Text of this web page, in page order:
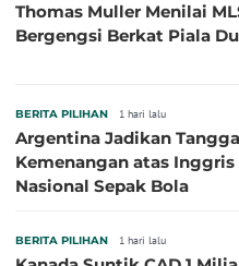
Thomas Muller Menilai
Bergengsi Berkat Piala
BERITA PILIHAN 1 hari lalu
Argentina Jadikan
Kemenangan atas Inggris
Nasional Sepak Bola
BERITA PILIHAN 1 hari lalu